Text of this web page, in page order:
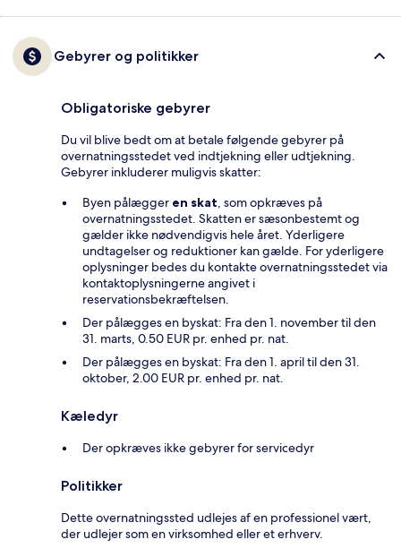
Gebyrer og politikker
Obligatoriske gebyrer
Du vil blive bedt om at betale følgende gebyrer på
overnatningsstedet ved indtjekning eller udtjekning.
Gebyrer inkluderer muligvis skatter:
Byen pålægger en skat, som opkræves på
overnatningsstedet. Skatten er sæsonbestemt og
gælder ikke nødvendigvis hele året. Yderligere
undtagelser og reduktioner kan gælde. For yderligere
oplysninger bedes du kontakte overnatningsstedet via
kontaktoplysningerne angivet i
reservationsbekræftelsen.
Der pålægges en byskat: Fra den 1. november til den
31. marts, 0.50 EUR pr. enhed pr. nat.
Der pålægges en byskat: Fra den 1. april til den 31.
oktober, 2.00 EUR pr. enhed pr. nat.
Kæledyr
Der opkræves ikke gebyrer for servicedyr
Politikker
Dette overnatningssted udlejes af en professionel vært,
der udlejer som en virksomhed eller et erhverv.